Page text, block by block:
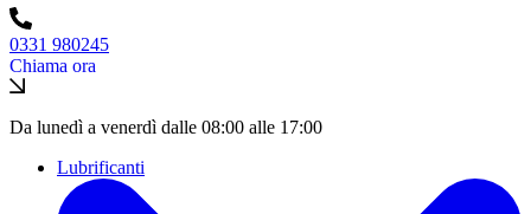
0331 980245
Chiama ora
Da lunedì a venerdì dalle 08:00 alle 17:00
Lubrificanti